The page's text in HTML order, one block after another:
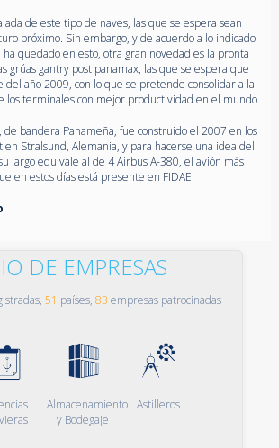
de este tipo de naves, las que se espera sean
próximo. Sin embargo, y de acuerdo a lo indicado
ha quedado en esto, otra gran novedad es la pronta
grúas gantry post panamax, las que se espera que
año 2009, con lo que se pretende consolidar a la
los terminales con mejor productividad en el mundo.
de bandera Panameña, fue construido el 2007 en los
en Stralsund, Alemania, y para hacerse una idea del
largo equivale al de 4 Airbus A-380, el avión más
en estos días está presente en FIDAE.
DE EMPRESAS
51 países, 83 empresas patrocinadas
Almacenamiento
y Bodegaje
Astilleros